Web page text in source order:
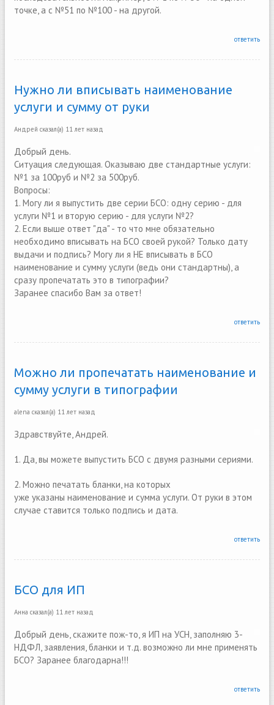
точке, а с №51 по №100 - на другой.
ответить
Нужно ли вписывать наименование
услуги и сумму от руки
Андрей сказал(а) 11 лет назад
Добрый день.
Ситуация следующая. Оказываю две стандартные услуги:
№1 за 100руб и №2 за 500руб.
Вопросы:
1. Могу ли я выпустить две серии БСО: одну серию - для
услуги №1 и вторую серию - для услуги №2?
2. Если выше ответ "да" - то что мне обязательно
необходимо вписывать на БСО своей рукой? Только дату
выдачи и подпись? Могу ли я НЕ вписывать в БСО
наименование и сумму услуги (ведь они стандартны), а
сразу пропечатать это в типографии?
Заранее спасибо Вам за ответ!
ответить
Можно ли пропечатать наименование и
сумму услуги в типографии
alena сказал(а) 11 лет назад
Здравствуйте, Андрей.
1. Да, вы можете выпустить БСО с двумя разными сериями.
2. Можно печатать бланки, на которых
уже указаны наименование и сумма услуги. От руки в этом
случае ставится только подпись и дата.
ответить
БСО для ИП
Анна сказал(а) 11 лет назад
Добрый день, скажите пож-то, я ИП на УСН, заполняю 3-
НДФЛ, заявления, бланки и т.д. возможно ли мне применять
БСО? Заранее благодарна!!!
ответить